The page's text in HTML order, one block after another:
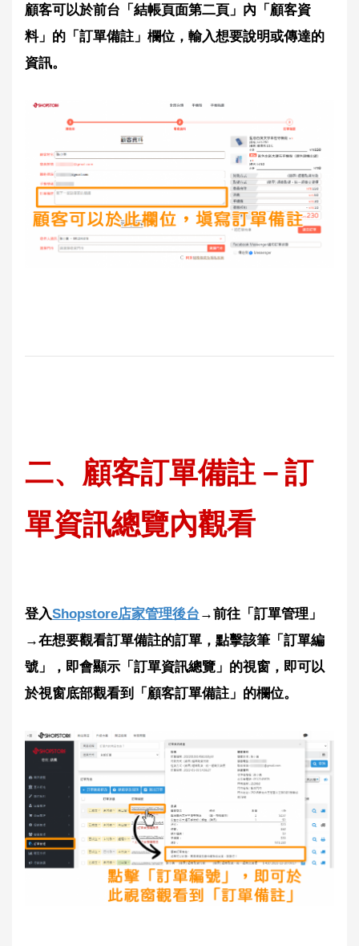
顧客可以於前台「結帳頁面第二頁」內「顧客資
料」的「訂單備註」欄位，輸入想要說明或傳達的
資訊。
二、 顧客訂單備註－訂
單資訊總覽內觀看
登入Shopstore店家管理後台 →前往「訂單管理」
→在想要觀看訂單備註的訂單，點擊該筆「訂單編
號」，即會顯示「訂單資訊總覽」的視窗，即可以
於視窗底部觀看到「顧客訂單備註」的欄位。